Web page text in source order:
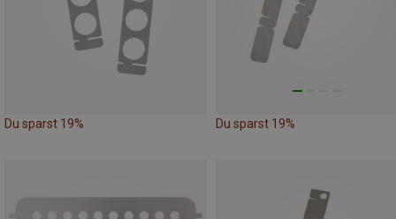
Du sparst 19% Du sparst 19%